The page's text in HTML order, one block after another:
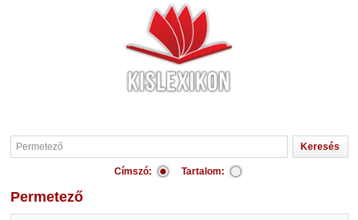
Címszó: Tartalom:
Permetező